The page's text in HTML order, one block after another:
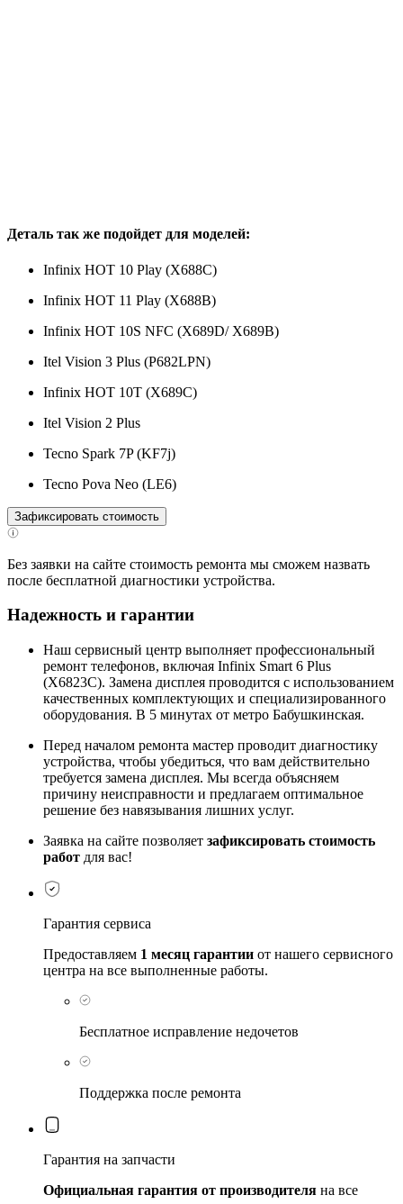
Деталь так же подойдет для моделей:
Infinix HOT 10 Play (X688C)
Infinix HOT 11 Play (X688B)
Infinix HOT 10S NFC (X689D/ X689B)
Itel Vision 3 Plus (P682LPN)
Infinix HOT 10T (X689C)
Itel Vision 2 Plus
Tecno Spark 7P (KF7j)
Tecno Pova Neo (LE6)
Зафиксировать стоимость
Без заявки на сайте стоимость ремонта мы сможем назвать
после бесплатной диагностики устройства.
Надежность и гарантии
Наш сервисный центр выполняет профессиональный
ремонт телефонов, включая Infinix Smart 6 Plus
(X6823C). Замена дисплея проводится с использованием
качественных комплектующих и специализированного
оборудования. В 5 минутах от метро Бабушкинская.
Перед началом ремонта мастер проводит диагностику
устройства, чтобы убедиться, что вам действительно
требуется замена дисплея. Мы всегда объясняем
причину неисправности и предлагаем оптимальное
решение без навязывания лишних услуг.
Заявка на сайте позволяет зафиксировать стоимость
работ для вас!
Гарантия сервиса
Предоставляем 1 месяц гарантии от нашего сервисного
центра на все выполненные работы.
Бесплатное исправление недочетов
Поддержка после ремонта
Гарантия на запчасти
Официальная гарантия от производителя на все